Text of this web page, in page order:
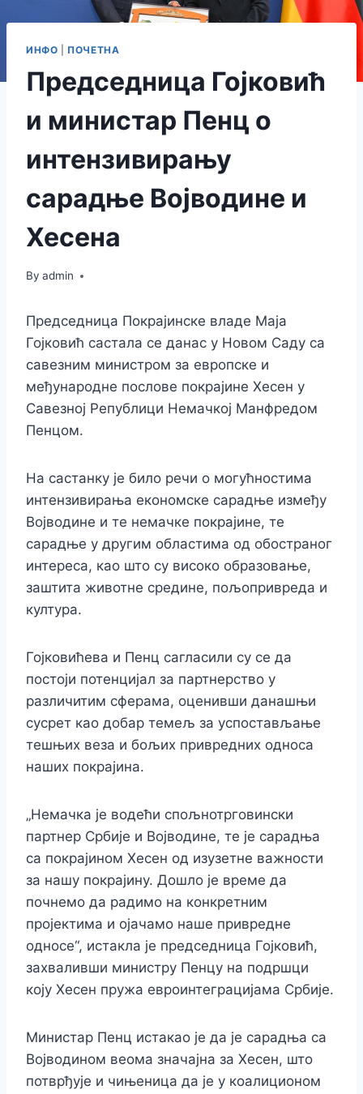
ИНФО ПОЧЕТНА
Председница Гојковић
и министар Пенц о
интензивирању
сарадње Војводине и
Хесена
By admin
Председница Покрајинске владе Маја
Гојковић састала се данас у Новом Саду са
савезним министром за европске и
међународне послове покрајине Хесен у
Савезној Републици Немачкој Манфредом
Пенцом.
На састанку је било речи о могућностима
интензивирања економске сарадње између
Војводине и те немачке покрајине, те
сарадње у другим областима од обостраног
интереса, као што су високо образовање,
заштита животне средине, пољопривреда и
култура.
Гојковићева и Пенц сагласили су се да
постоји потенцијал за партнерство у
различитим сферама, оценивши данашњи
сусрет као добар темељ за успостављање
тешњих веза и бољих привредних односа
наших покрајина.
„Немачка је водећи спољнотрговински
партнер Србије и Војводине, те је сарадња
са покрајином Хесен од изузетне важности
за нашу покрајину. Дошло је време да
почнемо да радимо на конкретним
пројектима и ојачамо наше привредне
односе“, истакла је председница Гојковић,
захваливши министру Пенцу на подршци
коју Хесен пружа евроинтеграцијама Србије.
Министар Пенц истакао је да је сарадња са
Војводином веома значајна за Хесен, што
потврђује и чињеница да је у коалиционом